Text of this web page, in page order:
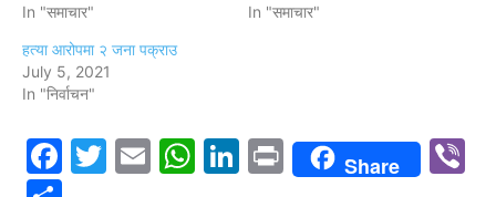
In "समाचार"
In "समाचार"
हत्या आरोपमा २ जना पक्राउ
July 5, 2021
In "निर्वाचन"
Facebook
Twitter
EmailWhatsApp
LinkedIn
PrintShare